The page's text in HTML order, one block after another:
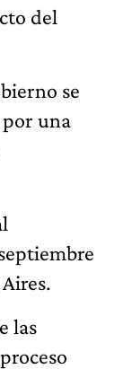
del
se
una
las